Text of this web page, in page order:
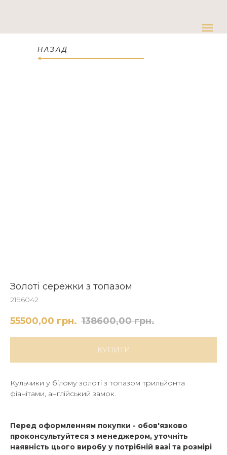
НАЗАД
Золоті сережки з топазом
2196042
55500,00 грн. 138600,00 грн.
КУПИТИ
Кульчики у білому золоті з топазом трильйонта
фіанітами, англійський замок.
Перед оформленням покупки - обов'язково
проконсультуйтеся з менеджером, уточніть
наявність цього виробу у потрібній вазі та розмірі